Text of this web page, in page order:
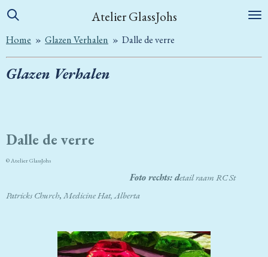
Ga
naar
de
hoofdinhoud
Atelier GlassJohs
Home » Glazen Verhalen » Dalle de verre
Glazen Verhalen
Dalle de verre
© Atelier GlassJohs
Foto rechts: detail raam RC St
Patricks Church, Medicine Hat, Alberta